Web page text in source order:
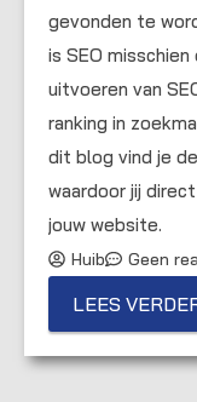
gevonden te
is SEO
uitvoeren van
ranking in
dit blog vind je
waardoor jij
jouw website.
Huib Geen
LEES